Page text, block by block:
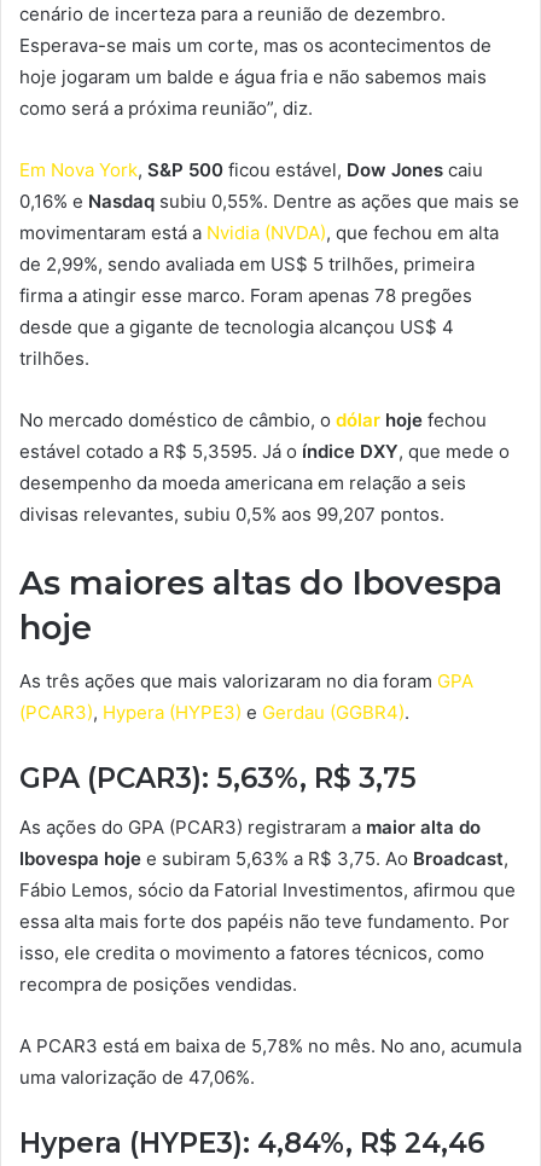
cenário de incerteza para a reunião de dezembro.
Esperava-se mais um corte, mas os acontecimentos de
hoje jogaram um balde e água fria e não sabemos mais
como será a próxima reunião”, diz.
Em Nova York, S&P 500 ficou estável, Dow Jones caiu
0,16% e Nasdaq subiu 0,55%. Dentre as ações que mais se
movimentaram está a Nvidia (NVDA), que fechou em alta
de 2,99%, sendo avaliada em US$ 5 trilhões, primeira
firma a atingir esse marco. Foram apenas 78 pregões
desde que a gigante de tecnologia alcançou US$ 4
trilhões.
No mercado doméstico de câmbio, o dólar hoje fechou
estável cotado a R$ 5,3595. Já o índice DXY, que mede o
desempenho da moeda americana em relação a seis
divisas relevantes, subiu 0,5% aos 99,207 pontos.
As maiores altas do Ibovespa
hoje
As três ações que mais valorizaram no dia foram GPA
(PCAR3), Hypera (HYPE3) e Gerdau (GGBR4).
GPA (PCAR3): 5,63%, R$ 3,75
As ações do GPA (PCAR3) registraram a maior alta do
Ibovespa hoje e subiram 5,63% a R$ 3,75. Ao Broadcast,
Fábio Lemos, sócio da Fatorial Investimentos, afirmou que
essa alta mais forte dos papéis não teve fundamento. Por
isso, ele credita o movimento a fatores técnicos, como
recompra de posições vendidas.
A PCAR3 está em baixa de 5,78% no mês. No ano, acumula
uma valorização de 47,06%.
Hypera (HYPE3): 4,84%, R$ 24,46